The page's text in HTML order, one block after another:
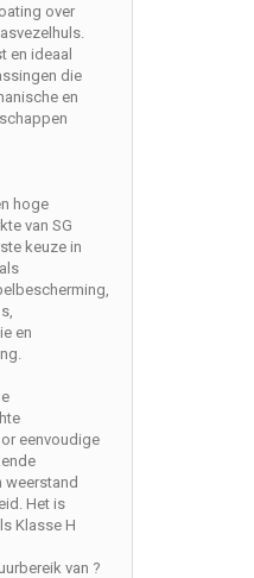
over
en ideaal
die
en
hoge
van SG
keuze in
en
eenvoudige
weerstand
Het is
Klasse H
van ?